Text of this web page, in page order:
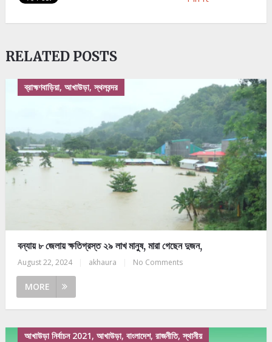
RELATED POSTS
ব্রাহ্মণবাড়িয়া, আখাউড়া, স্থলবন্দর
বন্যায় ৮ জেলায় ক্ষতিগ্রস্ত ২৯ লাখ মানুষ, মারা গেছেন দুজন,
August 22, 2024 akhaura No Comments
MORE
আখাউড়া নির্বাচন 2021, আখাউড়া, বাংলাদেশ, রাজনীতি, স্থানীয়